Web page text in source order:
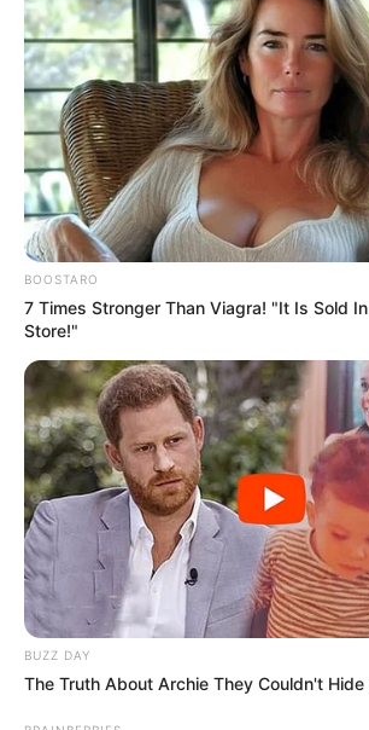
BOOSTARO
7 Times Stronger Than Viagra! "It Is Sold
Store!"
BUZZ DAY
The Truth About Archie They Couldn't